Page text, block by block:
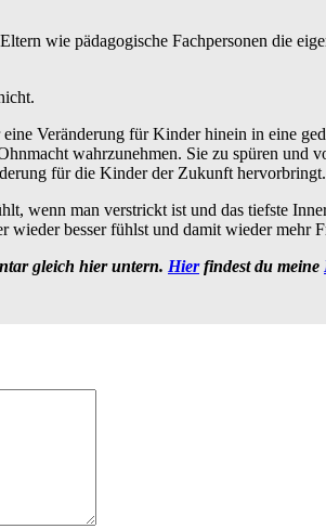
wie pädagogische Fachpersonen die
Veränderung für Kinder hinein in eine
wahrzunehmen. Sie zu spüren und
für die Kinder der Zukunft hervorbringt.
wenn man verstrickt ist und das tiefste
wieder besser fühlst und damit wieder mehr
gleich hier untern. Hierfindest du meine